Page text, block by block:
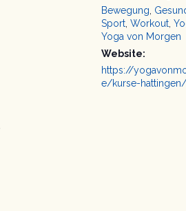
Bewegung
Sport, Workout,
Yoga von Morgen
Website:
https://
e/kurse-hattingen/